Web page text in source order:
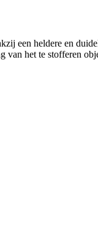
een heldere en
van het te stofferen